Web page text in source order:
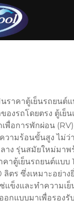
นราคาตู้เย็นรถยน
องรถโดยตรง ตู้เย็
เพื่อการพักผ่อน
วามร้อนขั้นสูง ไม่
ลาง รุ่นสมัยใหม่มา
าตู้เย็นรถยนต์แบบ
ลิตร ซึ่งเหมาะอย่า
แข็งและทำความเ
อกแบบมาเพื่อรอง